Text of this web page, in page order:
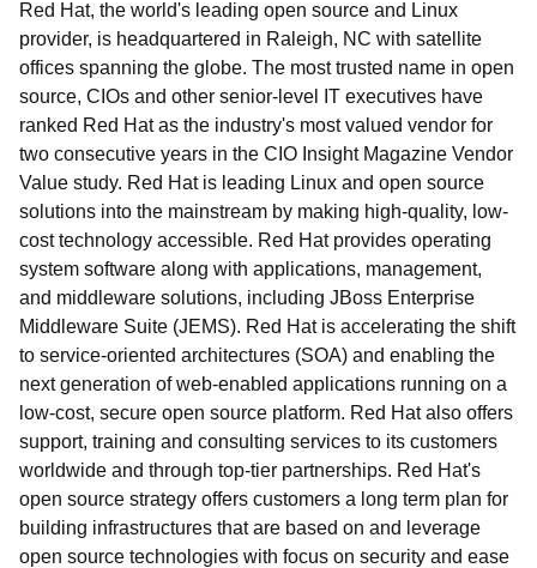
Red Hat, the world's leading open source and Linux
provider, is headquartered in Raleigh, NC with satellite
offices spanning the globe. The most trusted name in open
source, CIOs and other senior-level IT executives have
ranked Red Hat as the industry's most valued vendor for
two consecutive years in the CIO Insight Magazine Vendor
Value study. Red Hat is leading Linux and open source
solutions into the mainstream by making high-quality, low-
cost technology accessible. Red Hat provides operating
system software along with applications, management,
and middleware solutions, including JBoss Enterprise
Middleware Suite (JEMS). Red Hat is accelerating the shift
to service-oriented architectures (SOA) and enabling the
next generation of web-enabled applications running on a
low-cost, secure open source platform. Red Hat also offers
support, training and consulting services to its customers
worldwide and through top-tier partnerships. Red Hat's
open source strategy offers customers a long term plan for
building infrastructures that are based on and leverage
open source technologies with focus on security and ease